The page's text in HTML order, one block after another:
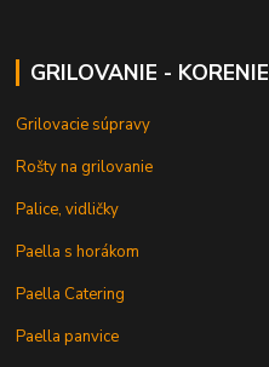
GRILOVANIE - KORENIE
Grilovacie súpravy
Rošty na grilovanie
Palice, vidličky
Paella s horákom
Paella Catering
Paella panvice